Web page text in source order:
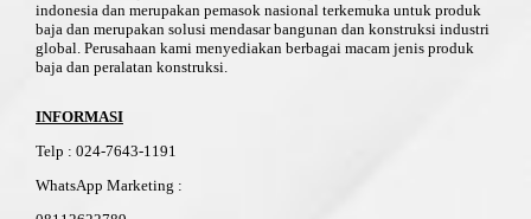
indonesia dan merupakan pemasok nasional terkemuka untuk produk
baja dan merupakan solusi mendasar bangunan dan konstruksi industri
global. Perusahaan kami menyediakan berbagai macam jenis produk
baja dan peralatan konstruksi.
INFORMASI
Telp : 024-7643-1191
WhatsApp Marketing :